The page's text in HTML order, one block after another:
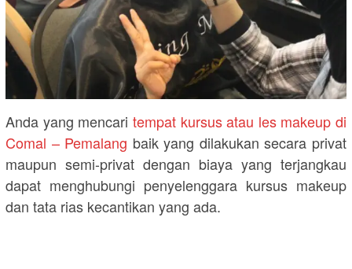
Anda yang mencari tempat kursus atau les makeup di
Comal – Pemalang baik yang dilakukan secara privat
maupun semi-privat dengan biaya yang terjangkau
dapat menghubungi penyelenggara kursus makeup
dan tata rias kecantikan yang ada.